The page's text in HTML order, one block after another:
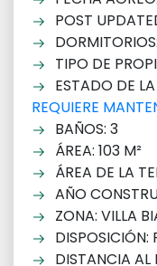
POST
TIPO DE
ESTADO DE
REQUIERE
BAÑOS: 3
ÁREA: 103 M²
ÁREA DE LA
AÑO
ZONA: VILLA
DISPOSICIÓN:
DISTANCIA AL